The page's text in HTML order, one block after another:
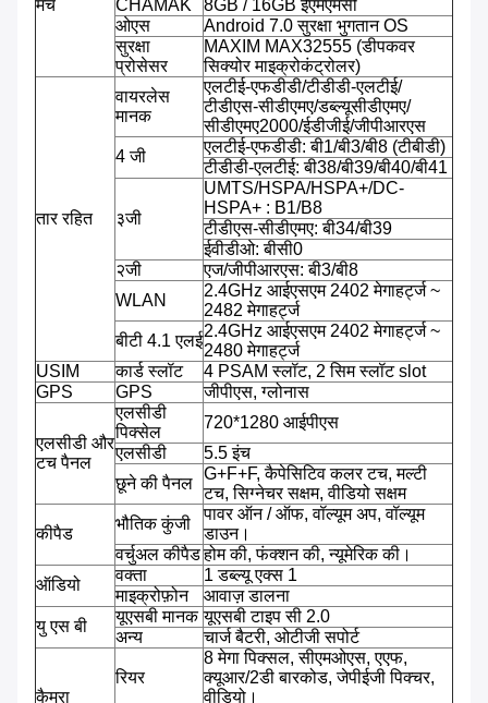
मंच CHAMAK
8GB / 16GB ईएमएमसी
ओएस
Android 7.0 सुरक्षा भुगतान OS
सुरक्षा
प्रोसेसर
MAXIM MAX32555 (डीपकवर
सिक्योर माइक्रोकंट्रोलर)
तार रहित
वायरलेस
मानक
एलटीई-एफडीडी/टीडीडी-एलटीई/
टीडीएस-सीडीएमए/डब्ल्यूसीडीएमए/
सीडीएमए2000/ईडीजीई/जीपीआरएस
4 जी
एलटीई-एफडीडी: बी1/बी3/बी8 (टीबीडी)
टीडीडी-एलटीई: बी38/बी39/बी40/बी41
३जी
UMTS/HSPA/HSPA+/DC-
HSPA+ : B1/B8
टीडीएस-सीडीएमए: बी34/बी39
ईवीडीओ: बीसी0
२जी
एज/जीपीआरएस: बी3/बी8
WLAN
2.4GHz आईएसएम 2402 मेगाहर्ट्ज ~
2482 मेगाहर्ट्ज
बीटी 4.1 एलई
2.4GHz आईएसएम 2402 मेगाहर्ट्ज ~
2480 मेगाहर्ट्ज
USIM
कार्ड स्लॉट
4 PSAM स्लॉट, 2 सिम स्लॉट slot
GPS
GPS जीपीएस, ग्लोनास
एलसीडी और
टच पैनल
एलसीडी
पिक्सेल
720*1280 आईपीएस
एलसीडी
5.5 इंच
छूने की पैनल
G+F+F, कैपेसिटिव कलर टच, मल्टी
टच, सिग्नेचर सक्षम, वीडियो सक्षम
कीपैड
भौतिक कुंजी
पावर ऑन / ऑफ, वॉल्यूम अप, वॉल्यूम
डाउन।
वर्चुअल कीपैडहोम की, फंक्शन की, न्यूमेरिक की।
ऑडियो
वक्ता
1 डब्ल्यू एक्स 1
माइक्रोफ़ोन
आवाज़ डालना
यु एस बी
यूएसबी मानक यूएसबी टाइप सी 2.0
अन्य
चार्ज बैटरी, ओटीजी सपोर्ट
कैमरा
रियर
8 मेगा पिक्सल, सीएमओएस, एएफ,
क्यूआर/2डी बारकोड, जेपीईजी पिक्चर,
वीडियो।